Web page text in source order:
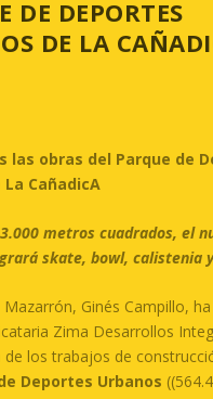
DE DEPORTES
DE LA
las obras del Parque de
CañadicA
metros cuadrados, el
skate, bowl, calistenia
Mazarrón, Ginés Campillo,
Zima Desarrollos
los trabajos de
Deportes Urbanos